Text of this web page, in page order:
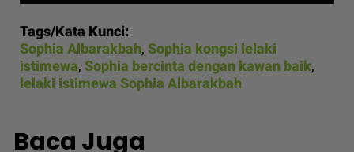
Tags/Kata Kunci:
Sophia Albarakbah, Sophia kongsi lelaki
istimewa, Sophia bercinta dengan kawan baik,
lelaki istimewa Sophia Albarakbah
Baca Juga